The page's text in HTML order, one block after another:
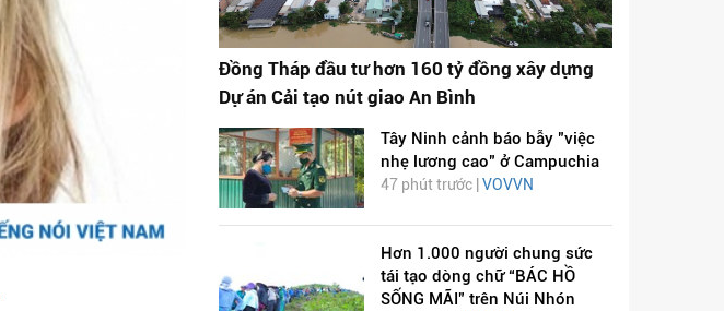
Đồng Tháp đầu tư hơn 160 tỷ đồng xây dựng
Dự án Cải tạo nút giao An Bình
Tây Ninh cảnh báo bẫy "việc
nhẹ lương cao" ở Campuchia
47 phút trước |VOVVN
Hơn 1.000 người chung sức
tái tạo dòng chữ “BÁC HỒ
SỐNG MÃI” trên Núi Nhón